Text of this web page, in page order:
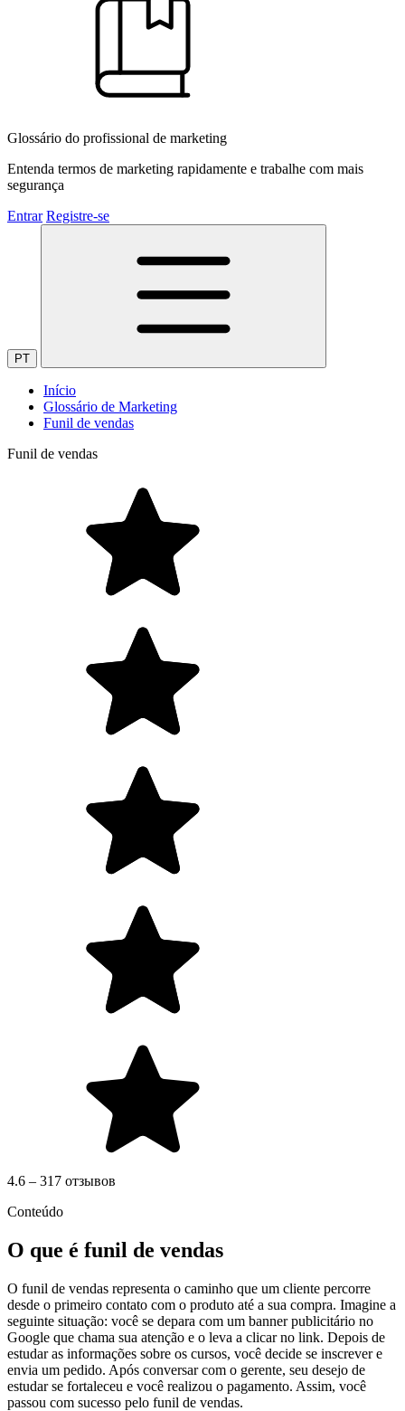
Glossário do profissional de marketing
Entenda termos de marketing rapidamente e trabalhe com mais
segurança
Entrar Registre-se
PT
Início
Glossário de Marketing
Funil de vendas
Funil de vendas
4.6 – 317 отзывов
Conteúdo
O que é funil de vendas
O funil de vendas representa o caminho que um cliente percorre
desde o primeiro contato com o produto até a sua compra. Imagine a
seguinte situação: você se depara com um banner publicitário no
Google que chama sua atenção e o leva a clicar no link. Depois de
estudar as informações sobre os cursos, você decide se inscrever e
envia um pedido. Após conversar com o gerente, seu desejo de
estudar se fortaleceu e você realizou o pagamento. Assim, você
passou com sucesso pelo funil de vendas.